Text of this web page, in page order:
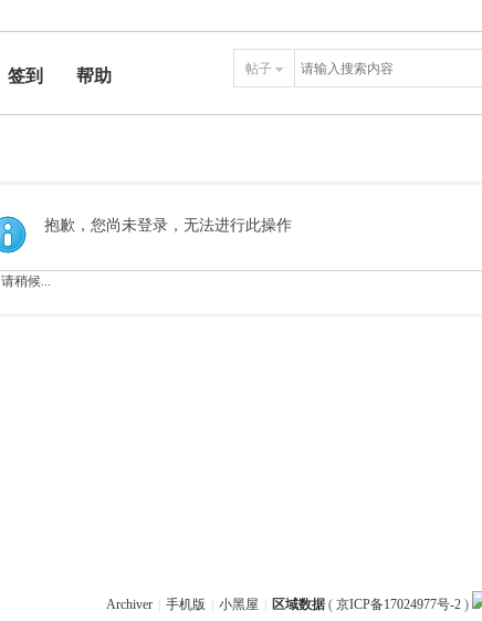
签到
帮助
帖子
抱歉，您尚未登录，无法进行此操作
请稍候...
Archiver 手机版 小黑屋 区域数据( 京ICP备17024977号-2)